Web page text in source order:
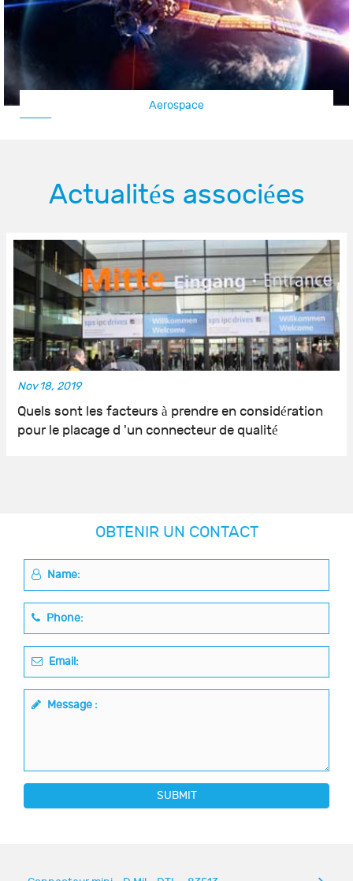
Aerospace
Actualités associées
Nov 18, 2019
Quels sont les facteurs à prendre en considération
pour le placage d 'un connecteur de qualité
OBTENIR UN CONTACT
Name:
Phone:
Email:
Message :
SUBMIT